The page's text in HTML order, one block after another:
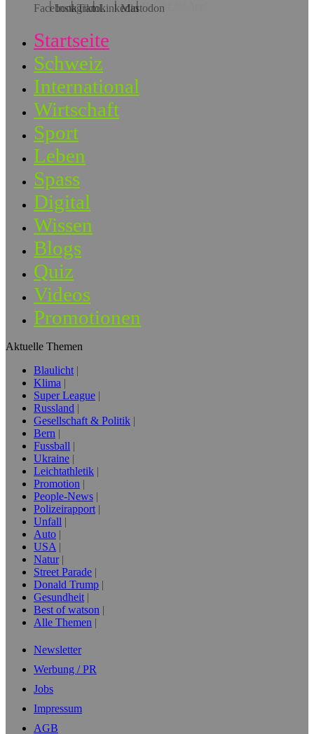
Hol dir die App!
Startseite
Schweiz
International
Wirtschaft
Sport
Leben
Spass
Digital
Wissen
Blogs
Quiz
Videos
Promotionen
Aktuelle Themen
Blaulicht
Klima
Super League
Russland
Gesellschaft & Politik
Bern
Fussball
Ukraine
Leichtathletik
Promotion
People-News
Polizeirapport
Unfall
Auto
USA
Natur
Street Parade
Donald Trump
Gesundheit
Best of watson
Alle Themen
Newsletter
Werbung / PR
Jobs
Impressum
AGB